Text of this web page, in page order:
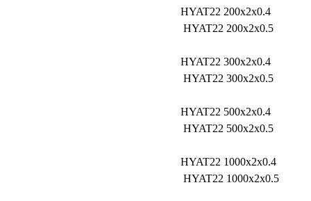
HYAT22 200x2x0.4
HYAT22 200x2x0.5
HYAT22 300x2x0.4
HYAT22 300x2x0.5
HYAT22 500x2x0.4
HYAT22 500x2x0.5
HYAT22 1000x2x0.4
HYAT22 1000x2x0.5